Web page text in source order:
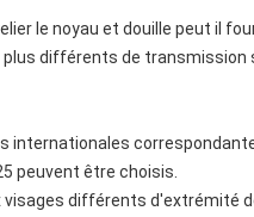
le noyau et douille peut il
plus différents de transmission
internationales
peuvent être choisis.
visages différents d'extrémité